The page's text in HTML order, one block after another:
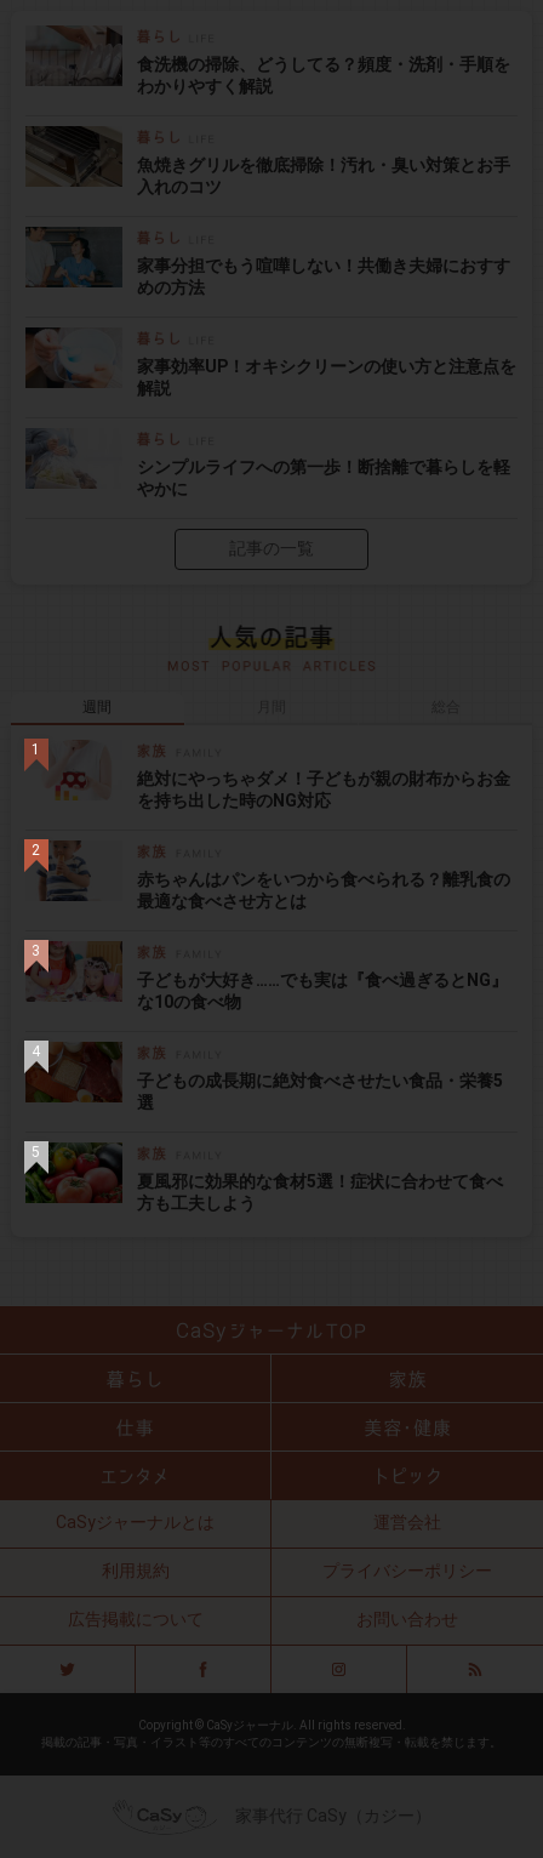
食洗機の掃除、どうしてる？頻度・洗剤・手順を
わかりやすく解説
魚焼きグリルを徹底掃除！汚れ・臭い対策とお手
入れのコツ
家事分担でもう喧嘩しない！共働き夫婦におすす
めの方法
家事効率UP！オキシクリーンの使い方と注意点を
解説
シンプルライフへの第一歩！断捨離で暮らしを軽
やかに
記事の一覧
週間
絶対にやっちゃダメ！子どもが親の財布からお金
を持ち出した時のNG対応
赤ちゃんはパンをいつから食べられる？離乳食の
最適な食べさせ方とは
子どもが大好き……でも実は『食べ過ぎるとNG』
な10の食べ物
子どもの成長期に絶対食べさせたい食品・栄養5
選
夏風邪に効果的な食材5選！症状に合わせて食べ
方も工夫しよう
CaSyジャーナルとは 運営会社
利用規約 プライバシーポリシー
広告掲載について お問い合わせ
Copyright © CaSyジャーナル. All rights reserved.
掲載の記事・写真・イラスト等のすべてのコンテンツの無断複写・転載を禁じます。
家事代行 CaSy（カジー）